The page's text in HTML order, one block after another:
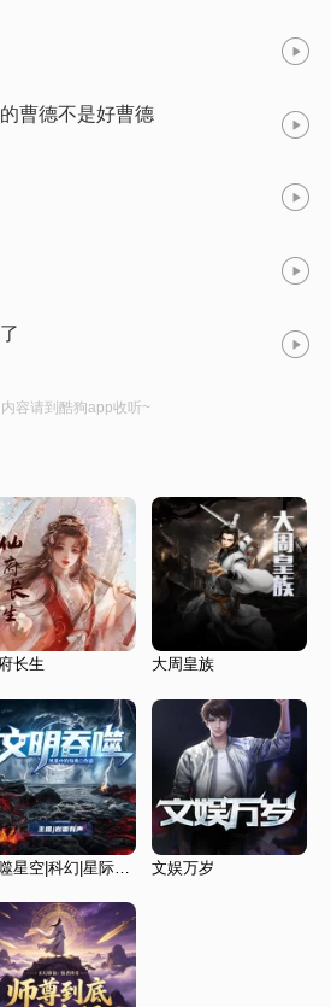
曹德不是好曹德
容请到酷狗app收听~
长生 大周皇族
吞噬星空|科幻|星际争霸|修炼|功法秘笈|热血争斗|逆袭 文娱万岁